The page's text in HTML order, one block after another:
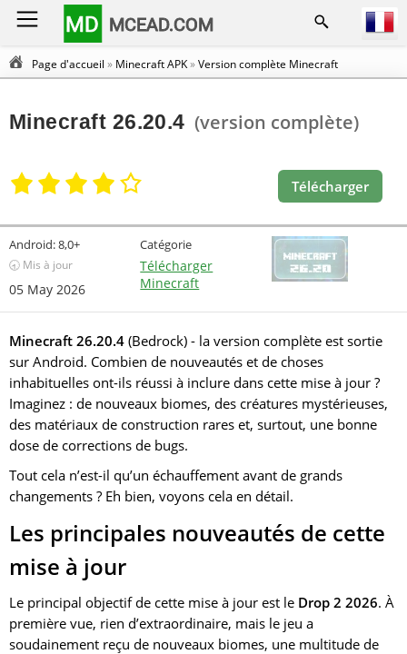
MD MCEAD.COM
Page d'accueil » Minecraft APK»Version complète Minecraft
Minecraft 26.20.4 (version complète)
Télécharger
Android:8,0+
🕣 Mis à jour
05 May 2026
Catégorie
Télécharger
Minecraft
Minecraft 26.20.4 (Bedrock) - la version complète est sortie
sur Android. Combien de nouveautés et de choses
inhabituelles ont-ils réussi à inclure dans cette mise à jour ?
Imaginez : de nouveaux biomes, des créatures mystérieuses,
des matériaux de construction rares et, surtout, une bonne
dose de corrections de bugs.
Tout cela n’est-il qu’un échauffement avant de grands
changements ? Eh bien, voyons cela en détail.
Les principales nouveautés de cette
mise à jour
Le principal objectif de cette mise à jour est le Drop 2 2026. À
première vue, rien d’extraordinaire, mais le jeu a
soudainement reçu de nouveaux biomes, une multitude de